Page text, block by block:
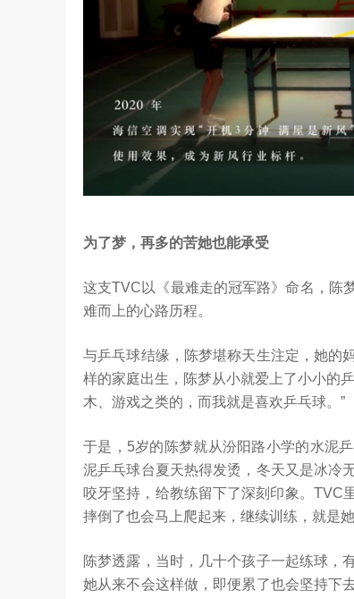
为了梦，再多的苦她也能承受
这支TVC以《最难走的冠军路》命名，陈
难而上的心路历程。
与乒乓球结缘，陈梦堪称天生注定，她的
样的家庭出生，陈梦从小就爱上了小小的
木、游戏之类的，而我就是喜欢乒乓球。”
于是，5岁的陈梦就从汾阳路小学的水泥
泥乒乓球台夏天热得发烫，冬天又是冰冷
咬牙坚持，给教练留下了深刻印象。TVC
摔倒了也会马上爬起来，继续训练，就是
陈梦透露，当时，几十个孩子一起练球，
她从来不会这样做，即便累了也会坚持下
真正的科技普惠大众
3.23W 访谈 5 天前
Google首席科学家Jeff Dean近日在